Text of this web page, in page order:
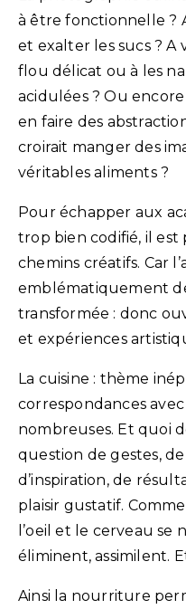
à être fonctionnelle ?
et exalter les sucs ? A
flou délicat ou à les
acidulées ? Ou
en faire des
croirait manger des
véritables aliments ?
Pour échapper aux
trop bien codifié, il est
chemins créatifs. Car
emblématiquement
transformée : donc
et expériences
La cuisine : thème
correspondances
nombreuses. Et quoi
question de gestes,
d’inspiration, de
plaisir gustatif.
l’oeil et le cerveau
éliminent, assimilent.
Ainsi la nourriture